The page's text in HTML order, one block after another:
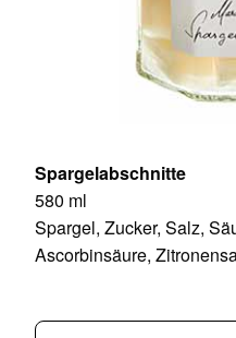
Spargelabschnitte
580 ml
Spargel, Zucker, Salz,
Ascorbinsäure,